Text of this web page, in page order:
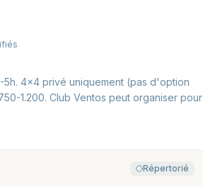
5h. 4x4 privé uniquement (pas d'option
1.200. Club Ventos peut organiser pour
Répertorié